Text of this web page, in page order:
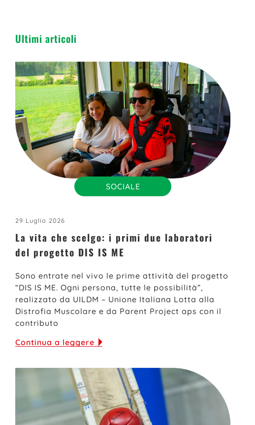
Ultimi articoli
SOCIALE
29 Luglio 2026
La vita che scelgo: i primi due laboratori
del progetto DIS IS ME
Sono entrate nel vivo le prime attività del progetto
“DIS IS ME. Ogni persona, tutte le possibilità”,
realizzato da UILDM – Unione Italiana Lotta alla
Distrofia Muscolare e da Parent Project aps con il
contributo
Continua a leggere